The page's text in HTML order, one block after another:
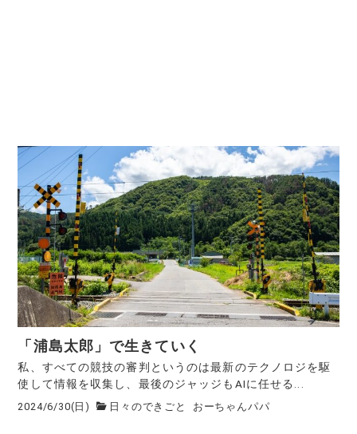
「浦島太郎」で生きていく
私、すべての競技の審判というのは最新のテクノロジを駆
使して情報を収集し、最後のジャッジもAIに任せる...
2024/6/30(日) 日々のできごと おーちゃんパパ